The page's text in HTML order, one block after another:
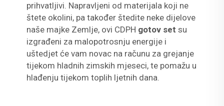
prihvatljivi. Napravljeni od materijala koji ne
štete okolini, pa također štedite neke dijelove
naše majke Zemlje, ovi CDPH gotov set su
izgrađeni za malopotrosnju energije i
uštedjet će vam novac na računu za grejanje
tijekom hladnih zimskih mjeseci, te pomažu u
hlađenju tijekom toplih ljetnih dana.